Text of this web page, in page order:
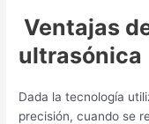
Ventajas
ultrasónica
Dada la tecnología
precisión, cuando se